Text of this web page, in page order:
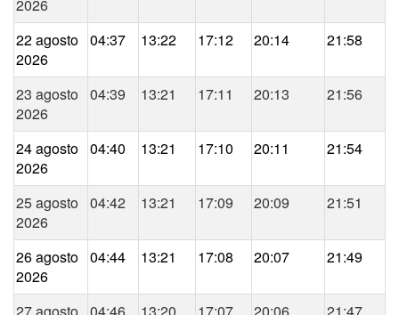
2026
22 agosto
2026
04:37 13:22 17:12 20:14 21:58
23 agosto
2026
04:39 13:21 17:11 20:13 21:56
24 agosto
2026
04:40 13:21 17:10 20:11 21:54
25 agosto
2026
04:42 13:21 17:09 20:09 21:51
26 agosto
2026
04:44 13:21 17:08 20:07 21:49